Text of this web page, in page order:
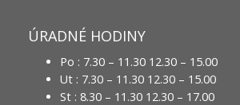
ÚRADNÉ HODINY
Po : 7.30 – 11.30 12.30 – 15.00
Ut : 7.30 – 11.30 12.30 – 15.00
St : 8.30 – 11.30 12.30 – 17.00